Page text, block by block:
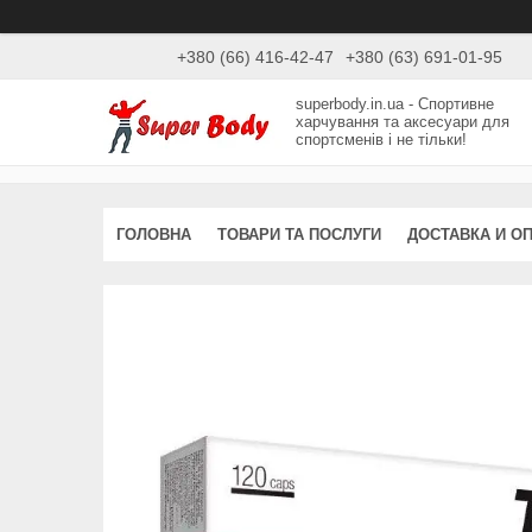
+380 (66) 416-42-47 +380 (63) 691-01-95
superbody.in.ua - Спортивне
харчування та аксесуари для
спортсменів і не тільки!
ГОЛОВНА ТОВАРИ ТА ПОСЛУГИ ДОСТАВКА И